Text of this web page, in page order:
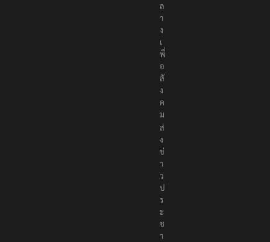
ล
า
ง
เ
พื่
อ
สั
ง
ค
ม
ส่
ง
ข่
า
ว
ป
ร
ะ
ช
า